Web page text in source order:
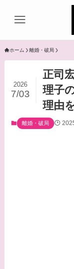
ホーム 離婚・破局
正司
理子
理由
2026
7/03
離婚・破局